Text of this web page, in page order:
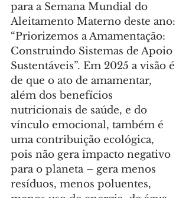
para a Semana Mundial do
Aleitamento Materno deste ano:
“Priorizemos a Amamentação:
Construindo Sistemas de Apoio
Sustentáveis”. Em 2025 a visão é
de que o ato de amamentar,
além dos benefícios
nutricionais de saúde, e do
vínculo emocional, também é
uma contribuição ecológica,
pois não gera impacto negativo
para o planeta – gera menos
resíduos, menos poluentes,